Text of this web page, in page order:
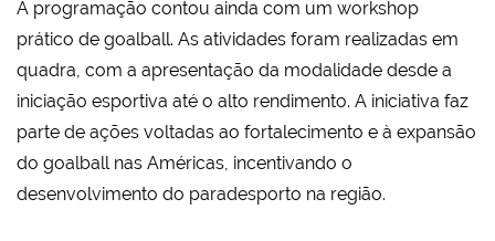
A programação contou ainda com um workshop
prático de goalball. As atividades foram realizadas em
quadra, com a apresentação da modalidade desde a
iniciação esportiva até o alto rendimento. A iniciativa faz
parte de ações voltadas ao fortalecimento e à expansão
do goalball nas Américas, incentivando o
desenvolvimento do paradesporto na região.